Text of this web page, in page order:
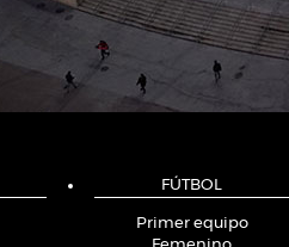
FÚTBOL
Primer equipo